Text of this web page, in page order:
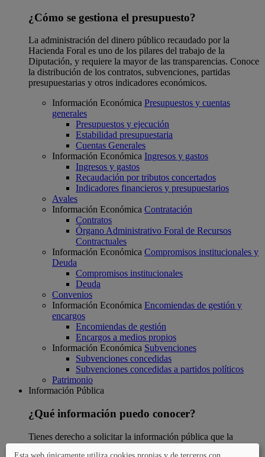
¿Cómo se gestiona el presupuesto?
La administración del dinero público recaudado por la
Hacienda Foral es uno de los pilares del trabajo de la
Diputación, y requiere la mayor de las transparencias. Conoce
la distribución de los contratos, subvenciones, partidas
presupuestarias y otros indicadores económicos.
Información Económica Presupuestos y cuentas
generales
Presupuestos y ejecución
Estabilidad presupuestaria
Cuentas Generales
Información Económica Ingresos y gastos
Ingresos y gastos
Recaudación por tributos concertados
Indicadores financieros y presupuestarios
Avales
Información Económica Contratación
Contratos
Órgano Administrativo Foral de Recursos
Contractuales
Información Económica Compromisos institucionales y
Deuda
Compromisos institucionales
Deuda
Convenios
Información Económica Encomiendas de gestión y
encargos
Encomiendas de gestión
Encargos a medios propios
Información Económica Subvenciones
Subvenciones concedidas
Subvenciones concedidas a partidos políticos
Patrimonio
Información Pública
¿Qué información puedo conocer?
Tienes derecho a solicitar la información pública que la